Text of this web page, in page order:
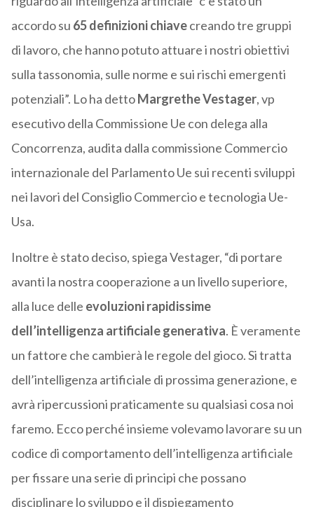
accordo su 65 definizioni chiavecreando tre gruppi
di lavoro, che hanno potuto attuare i nostri obiettivi
sulla tassonomia, sulle norme e sui rischi emergenti
potenziali”. Lo ha dettoMargrethe Vestager, vp
esecutivo della Commissione Ue con delega alla
Concorrenza, audita dalla commissione Commercio
internazionale del Parlamento Ue sui recenti sviluppi
nei lavori del Consiglio Commercio e tecnologia Ue-
Usa.
Inoltre è stato deciso, spiega Vestager, “di portare
avanti la nostra cooperazione a un livello superiore,
alla luce delle evoluzioni rapidissime
dell’intelligenza artificiale generativa. È veramente
un fattore che cambierà le regole del gioco. Si tratta
dell’intelligenza artificiale di prossima generazione, e
avrà ripercussioni praticamente su qualsiasi cosa noi
faremo. Ecco perché insieme volevamo lavorare su un
codice di comportamento dell’intelligenza artificiale
per fissare una serie di principi che possano
disciplinare lo sviluppo e il dispiegamento